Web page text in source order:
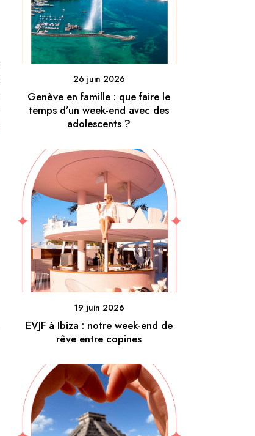
26 juin 2026
Genève en famille : que faire le
temps d’un week-end avec des
adolescents ?
19 juin 2026
EVJF à Ibiza : notre week-end de
rêve entre copines